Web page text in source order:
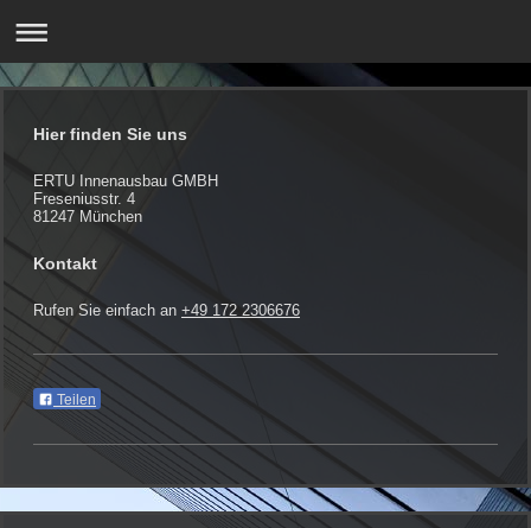
Hier finden Sie uns
ERTU Innenausbau GMBH
Freseniusstr. 4
81247 München
Kontakt
Rufen Sie einfach an +49 172 2306676
Teilen